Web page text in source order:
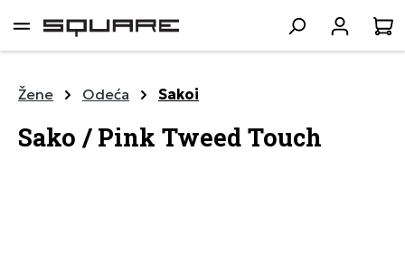
sadržaj
Žene Odeća Sakoi
Sako / Pink Tweed Touch